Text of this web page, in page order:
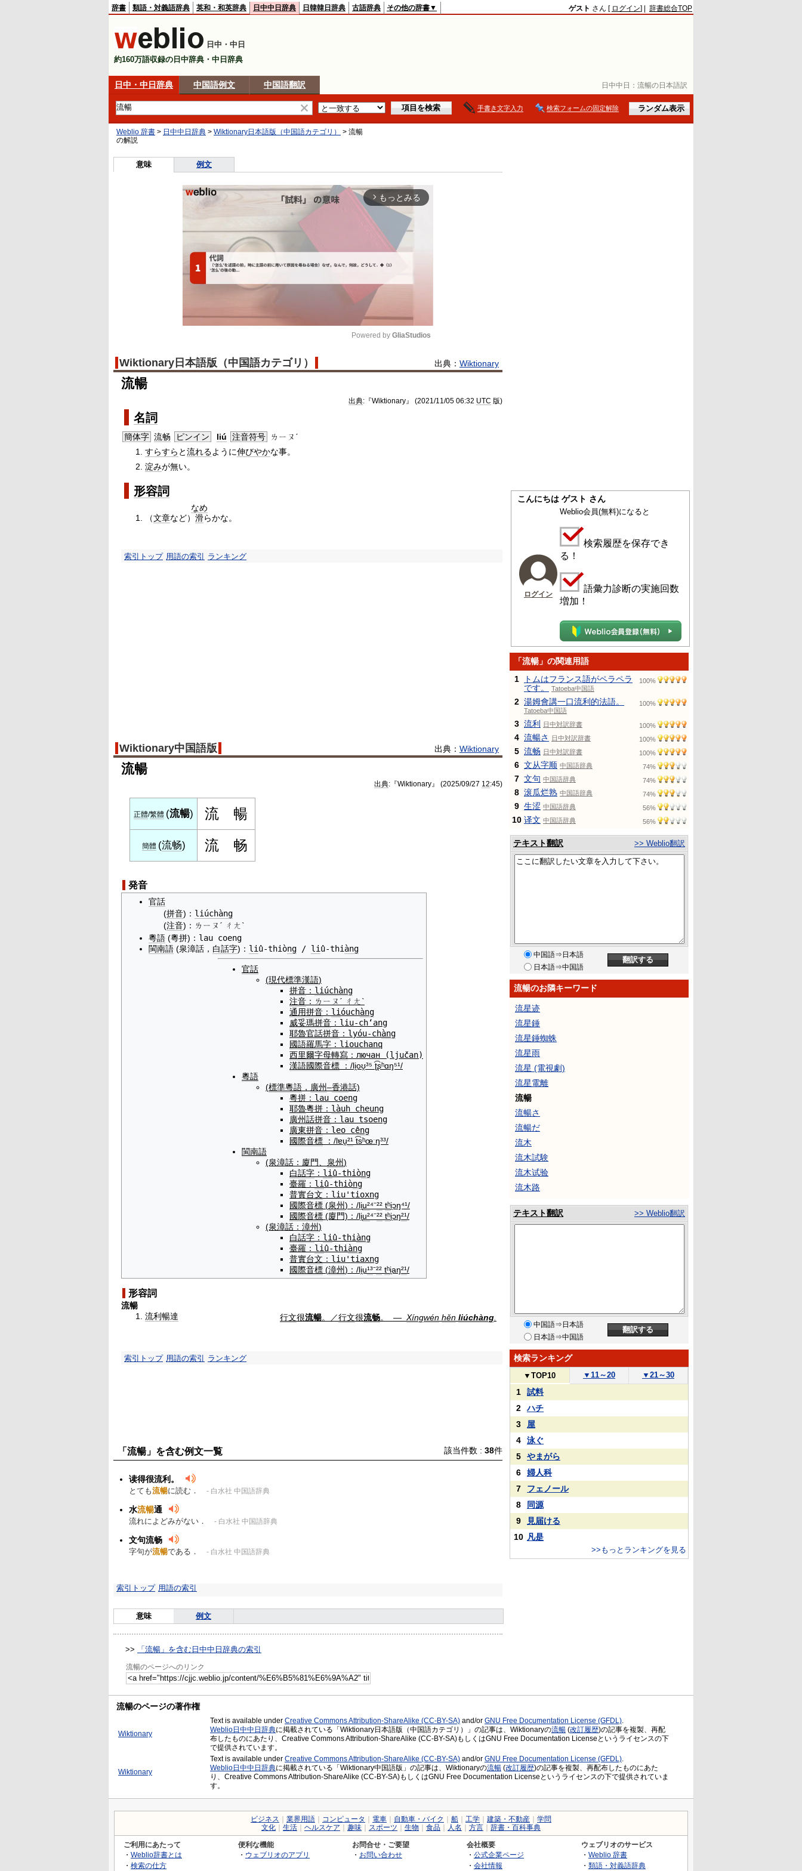
日中中日： 流暢の日本語訳
辞書 類語・対義語辞典 英和・和英辞典 日中中日辞典 日韓韓日辞典 古語辞典 その他の辞書▼ ゲスト さん [ ログイン] | 辞書総合TOP
日中・中日
約160万語収録の日中辞典・中日辞典
日中・中日辞典 中国語例文 中国語翻訳
手書き文字入力 検索フォームの固定解除
Weblio 辞書 > 日中中日辞典 > Wiktionary日本語版（中国語カテゴリ） > 流暢
の解説
意味 例文
arrow_forward_ios もっとみる
Mute
Powered by GliaStudios
Wiktionary日本語版（中国語カテゴリ） 出典： Wiktionary
流暢
出典:『Wiktionary』 (2021/11/05 06:32 UTC 版)
名詞
簡体字 流畅 ピンイン liú 注音符号
ㄌㄧㄡˊ
すらすら と流れるように伸びやかな事。
淀みが無い。
形容詞
（文章など） 滑
なめ
らかな。
索引トップ 用語の索引 ランキング
Wiktionary中国語版 出典： Wiktionary
流暢
出典:『Wiktionary』 (2025/09/27 12:45)
正體/繁體 (流暢) 流 暢
簡體 (流畅) 流 畅
発音
官話
(拼音) ： liúchàng
(注音) ： ㄌㄧㄡˊ ㄔㄤˋ
粵語 (粵拼) ： lau coeng
閩南語 (泉漳話， 白話字) ： li û-thiòng / li û-thi àng
官話
(現代標準漢語)
拼音 ： liúchàng
注音 ： ㄌㄧㄡˊ ㄔㄤˋ
通用拼音 ： li óuchàng
威妥瑪拼音 ： liu-chʻang
耶魯官話拼音 ： lyóu-chàng
國語羅馬字 ： liouchanq
西里爾字母轉寫 ： лючан
(ljučan)
漢語國際音標 ： /li̯oʊ̯³⁵ ʈ͡ʂʰɑŋ⁵¹/
粵語
(標準粵語 ， 廣州–香港話)
粵拼 ： lau coeng
耶魯粵拼 ： làuh cheung
廣州話拼音 ： lau tsoeng
廣東拼音 ： leo cêng
國際音標
： /lɐu̯²¹t͡sʰœːŋ³³/
閩南語
(泉漳話：廈門、 泉州)
白話字 ： li û-thiòng
臺羅 ： li û-thiòng
普實台文 ： liu'tioxng
國際音標 (泉州) ： /li̯u²⁴⁻²² tʰi̯ɔŋ⁴¹/
國際音標 (廈門) ： /li̯u²⁴⁻²² tʰi̯ɔŋ²¹/
(泉漳話： 漳州)
白話字 ： li û-thi àng
臺羅 ： li û-thi àng
普實台文 ： liu'tiaxng
國際音標 (漳州) ： /li̯u¹³⁻²² tʰi̯aŋ²¹/
形容詞
流暢
流利 暢達 行文很流暢。 ／行文很流畅。 ― Xíngwén hěn liúchàng
索引トップ 用語の索引 ランキング
「流暢」を含む例文一覧 該当件数 : 38件
读得很流利。
とても流暢に読む． - 白水社 中国語辞典
水流暢通
流れによどみがない． - 白水社 中国語辞典
文句流畅
字句が流暢である． - 白水社 中国語辞典
索引トップ 用語の索引
意味 例文
>> 「流暢」を含む日中中日辞典の索引
流暢のページへのリンク
こんにちは ゲスト さん
ログイン
Weblio会員(無料)になると
検索履歴を保存でき
る！
語彙力診断の実施回数
増加！
「流暢」の関連用語
1
トムはフランス語がペラペラ
です。
Tatoeba中国語
100%
2 湯姆會講一口流利的法語。
Tatoeba中国語
100%
3 流利 日中対訳辞書 100%
4 流暢さ 日中対訳辞書 100%
5 流畅 日中対訳辞書 100%
6 文从字顺 中国語辞典 74%
7 文句 中国語辞典 74%
8 滚瓜烂熟 中国語辞典 74%
9 生涩 中国語辞典 56%
10 译文 中国語辞典 56%
テキスト翻訳 >> Weblio翻訳
中国語⇒日本語
日本語⇒中国語
流暢のお隣キーワード
流星迹
流星錘
流星錘蜘蛛
流星雨
流星 (電視劇)
流星電離
流暢
流暢さ
流暢だ
流木
流木試験
流木试验
流木路
テキスト翻訳 >> Weblio翻訳
中国語⇒日本語
日本語⇒中国語
検索ランキング
▼ TOP10 ▼ 11～20 ▼ 21～30
1
試料
2
ハチ
3
屋
4
泳ぐ
5
やまがら
6
婦人科
7
フェノール
8
同源
9
見届ける
10 凡是
>>もっとランキングを見る
流暢のページの著作権
Wiktionary
Text is available under Creative Commons Attribution-ShareAlike (CC-BY-SA) and/or GNU Free Documentation License (GFDL)
Weblio日中中日辞典に掲載されている「Wiktionary日本語版（中国語カテゴリ）」の記事は、Wiktionaryの流暢 (改訂履歴)の記事を複製、再配
布したものにあたり、Creative Commons Attribution-ShareAlike (CC-BY-SA)もしくはGNU Free Documentation Licenseというライセンスの下
で提供されています。
Wiktionary
Text is available under Creative Commons Attribution-ShareAlike (CC-BY-SA) and/or GNU Free Documentation License (GFDL)
Weblio日中中日辞典に掲載されている「Wiktionary中国語版」の記事は、Wiktionaryの流暢 (改訂履歴)の記事を複製、再配布したものにあた
り、Creative Commons Attribution-ShareAlike (CC-BY-SA)もしくはGNU Free Documentation Licenseというライセンスの下で提供されていま
す。
ビジネス 業界用語 コンピュータ 電車 自動車・バイク 船 工学 建築・不動産
学問
文化
生活 ヘルスケア 趣味 スポーツ 生物 食品 人名 方言 辞書・百科事典
ご利用にあたって
・ Weblio辞書とは
・ 検索の仕方
便利な機能
・ ウェブリオのアプリ
お問合せ・ご要望
・ お問い合わせ
会社概要
・ 公式企業ページ
・ 会社情報
ウェブリオのサービス
・ Weblio 辞書
・ 類語・対義語辞典